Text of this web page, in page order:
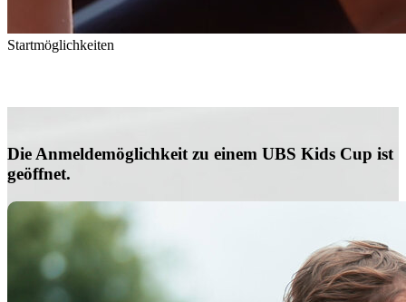
Startmöglichkeiten
Die Anmeldemöglichkeit zu einem UBS Kids Cup ist
geöffnet.